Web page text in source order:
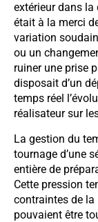
extérieur dans
était à la merci
variation
ou un
ruiner une prise
disposait d’un
temps réel
réalisateur sur
La gestion du
tournage d’une
entière de
Cette pression
contraintes de la
pouvaient être